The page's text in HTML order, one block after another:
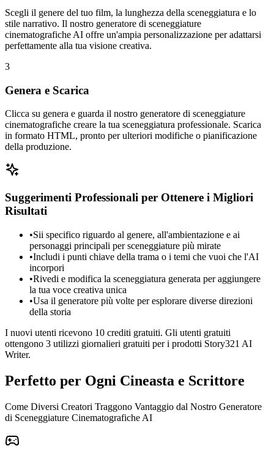
Scegli il genere del tuo film, la lunghezza della sceneggiatura e lo
stile narrativo. Il nostro generatore di sceneggiature
cinematografiche AI offre un'ampia personalizzazione per adattarsi
perfettamente alla tua visione creativa.
3
Genera e Scarica
Clicca su genera e guarda il nostro generatore di sceneggiature
cinematografiche creare la tua sceneggiatura professionale. Scarica
in formato HTML, pronto per ulteriori modifiche o pianificazione
della produzione.
Suggerimenti Professionali per Ottenere i Migliori
Risultati
•Sii specifico riguardo al genere, all'ambientazione e ai
personaggi principali per sceneggiature più mirate
•Includi i punti chiave della trama o i temi che vuoi che l'AI
incorpori
•Rivedi e modifica la sceneggiatura generata per aggiungere
la tua voce creativa unica
•Usa il generatore più volte per esplorare diverse direzioni
della storia
I nuovi utenti ricevono 10 crediti gratuiti. Gli utenti gratuiti
ottengono 3 utilizzi giornalieri gratuiti per i prodotti Story321 AI
Writer.
Perfetto per Ogni Cineasta e Scrittore
Come Diversi Creatori Traggono Vantaggio dal Nostro Generatore
di Sceneggiature Cinematografiche AI